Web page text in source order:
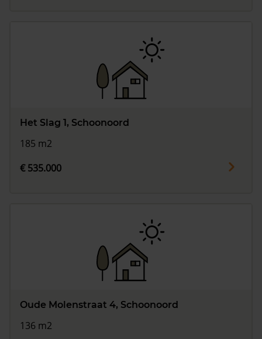
Het Slag 1, Schoonoord
185 m2
€ 535.000
Oude Molenstraat 4, Schoonoord
136 m2